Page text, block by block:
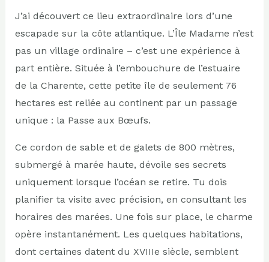
J’ai découvert ce lieu extraordinaire lors d’une
escapade sur la côte atlantique. L’Île Madame n’est
pas un village ordinaire – c’est une expérience à
part entière. Située à l’embouchure de l’estuaire
de la Charente, cette petite île de seulement 76
hectares est reliée au continent par un passage
unique : la Passe aux Bœufs.
Ce cordon de sable et de galets de 800 mètres,
submergé à marée haute, dévoile ses secrets
uniquement lorsque l’océan se retire. Tu dois
planifier ta visite avec précision, en consultant les
horaires des marées. Une fois sur place, le charme
opère instantanément. Les quelques habitations,
dont certaines datent du XVIIIe siècle, semblent